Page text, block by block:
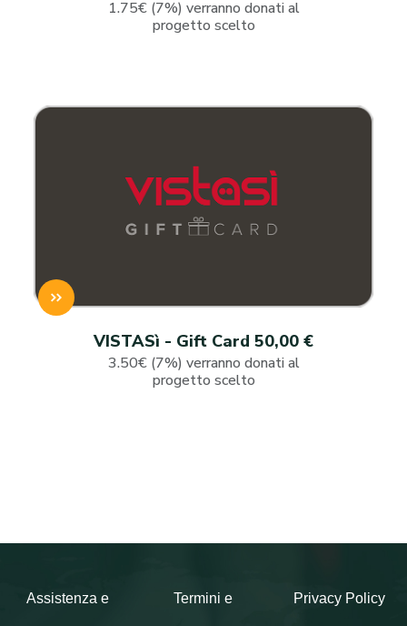
1.75€ (7%) verranno donati al
progetto scelto
VISTASì - Gift Card 50,00 €
3.50€ (7%) verranno donati al
progetto scelto
Assistenza e Termini e Privacy Policy